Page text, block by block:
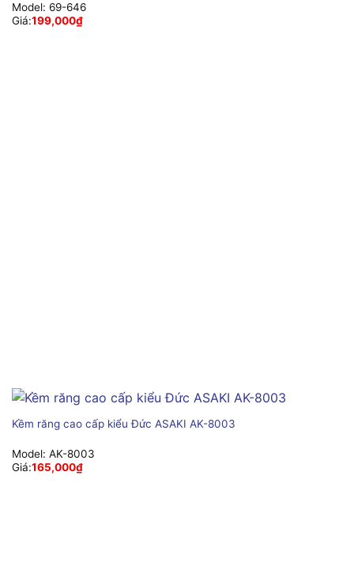
Model: 69-646
Giá:199,000₫
Kềm răng cao cấp kiểu Đức ASAKI AK-8003
Model: AK-8003
Giá:165,000₫